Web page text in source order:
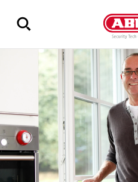
Zeige
alle
Ergebnisse